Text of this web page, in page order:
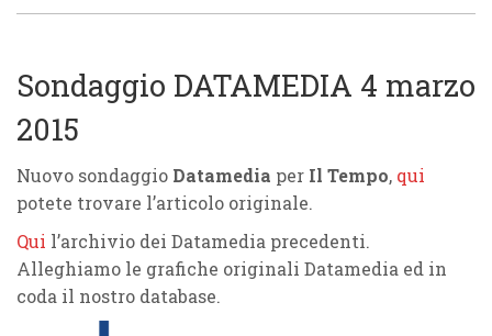
Sondaggio DATAMEDIA 4 marzo
2015
Nuovo sondaggio Datamedia per Il Tempo, qui
potete trovare l’articolo originale.
Qui l’archivio dei Datamedia precedenti.
Alleghiamo le grafiche originali Datamedia ed in
coda il nostro database.